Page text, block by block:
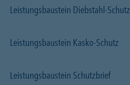
Leistungsbaustein Diebstahl-Schutz
Leistungsbaustein Kasko-Schutz
Leistungsbaustein Schutzbrief